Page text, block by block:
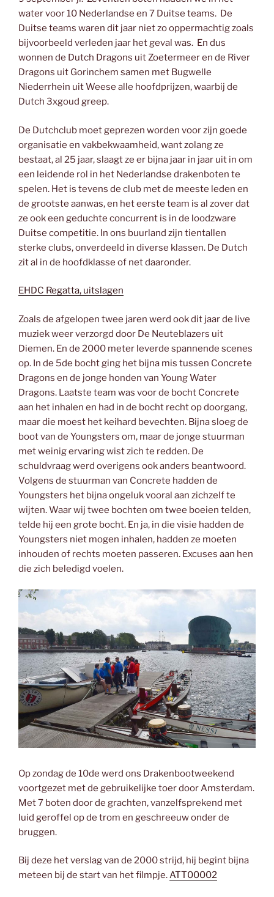
water voor 10 Nederlandse en 7 Duitse teams. De
Duitse teams waren dit jaar niet zo oppermachtig zoals
bijvoorbeeld verleden jaar het geval was. En dus
wonnen de Dutch Dragons uit Zoetermeer en de River
Dragons uit Gorinchem samen met Bugwelle
Niederrhein uit Weese alle hoofdprijzen, waarbij de
Dutch 3xgoud greep.
De Dutchclub moet geprezen worden voor zijn goede
organisatie en vakbekwaamheid, want zolang ze
bestaat, al 25 jaar, slaagt ze er bijna jaar in jaar uit in om
een leidende rol in het Nederlandse drakenboten te
spelen. Het is tevens de club met de meeste leden en
de grootste aanwas, en het eerste team is al zover dat
ze ook een geduchte concurrent is in de loodzware
Duitse competitie. In ons buurland zijn tientallen
sterke clubs, onverdeeld in diverse klassen. De Dutch
zit al in de hoofdklasse of net daaronder.
EHDC Regatta, uitslagen
Zoals de afgelopen twee jaren werd ook dit jaar de live
muziek weer verzorgd door De Neuteblazers uit
Diemen. En de 2000 meter leverde spannende scenes
op. In de 5de bocht ging het bijna mis tussen Concrete
Dragons en de jonge honden van Young Water
Dragons. Laatste team was voor de bocht Concrete
aan het inhalen en had in de bocht recht op doorgang,
maar die moest het keihard bevechten. Bijna sloeg de
boot van de Youngsters om, maar de jonge stuurman
met weinig ervaring wist zich te redden. De
schuldvraag werd overigens ook anders beantwoord.
Volgens de stuurman van Concrete hadden de
Youngsters het bijna ongeluk vooral aan zichzelf te
wijten. Waar wij twee bochten om twee boeien telden,
telde hij een grote bocht. En ja, in die visie hadden de
Youngsters niet mogen inhalen, hadden ze moeten
inhouden of rechts moeten passeren. Excuses aan hen
die zich beledigd voelen.
Op zondag de 10de werd ons Drakenbootweekend
voortgezet met de gebruikelijke toer door Amsterdam.
Met 7 boten door de grachten, vanzelfsprekend met
luid geroffel op de trom en geschreeuw onder de
bruggen.
Bij deze het verslag van de 2000 strijd, hij begint bijna
meteen bij de start van het filmpje.ATT00002